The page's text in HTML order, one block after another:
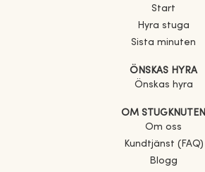
Start
Hyra stuga
Sista minuten
ÖNSKAS HYRA
Önskas hyra
OM STUGKNUTEN
Om oss
Kundtjänst (FAQ)
Blogg